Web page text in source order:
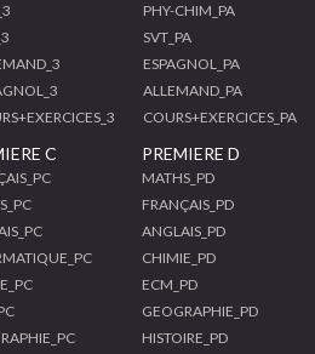
PHY-CHIM_PA
SVT_PA
ESPAGNOL_PA
ALLEMAND_PA
COURS+EXERCICES_PA
C PREMIERE D
MATHS_PD
FRANÇAIS_PD
ANGLAIS_PD
CHIMIE_PD
ECM_PD
GEOGRAPHIE_PD
HISTOIRE_PD